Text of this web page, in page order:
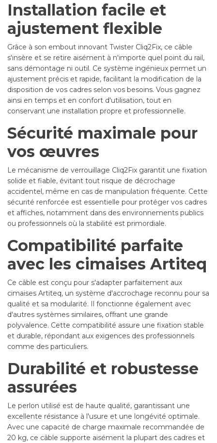
Installation facile et
ajustement flexible
Grâce à son embout innovant Twister Cliq2Fix, ce câble
s'insère et se retire aisément à n'importe quel point du rail,
sans démontage ni outil. Ce système ingénieux permet un
ajustement précis et rapide, facilitant la modification de la
disposition de vos cadres selon vos besoins. Vous gagnez
ainsi en temps et en confort d'utilisation, tout en
conservant une installation propre et professionnelle.
Sécurité maximale pour
vos œuvres
Le mécanisme de verrouillage Cliq2Fix garantit une fixation
solide et fiable, évitant tout risque de décrochage
accidentel, même en cas de manipulation fréquente. Cette
sécurité renforcée est essentielle pour protéger vos cadres
et affiches, notamment dans des environnements publics
ou professionnels où la stabilité est primordiale.
Compatibilité parfaite
avec les cimaises Artiteq
Ce câble est conçu pour s'adapter parfaitement aux
cimaises Artiteq, un système d'accrochage reconnu pour sa
qualité et sa modularité. Il fonctionne également avec
d'autres systèmes similaires, offrant une grande
polyvalence. Cette compatibilité assure une fixation stable
et durable, répondant aux exigences des professionnels
comme des particuliers.
Durabilité et robustesse
assurées
Le perlon utilisé est de haute qualité, garantissant une
excellente résistance à l'usure et une longévité optimale.
Avec une capacité de charge maximale recommandée de
20 kg, ce câble supporte aisément la plupart des cadres et